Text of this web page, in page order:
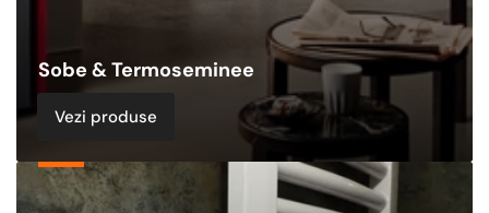
Sobe & Termoseminee
Vezi produse
Echipamente
de